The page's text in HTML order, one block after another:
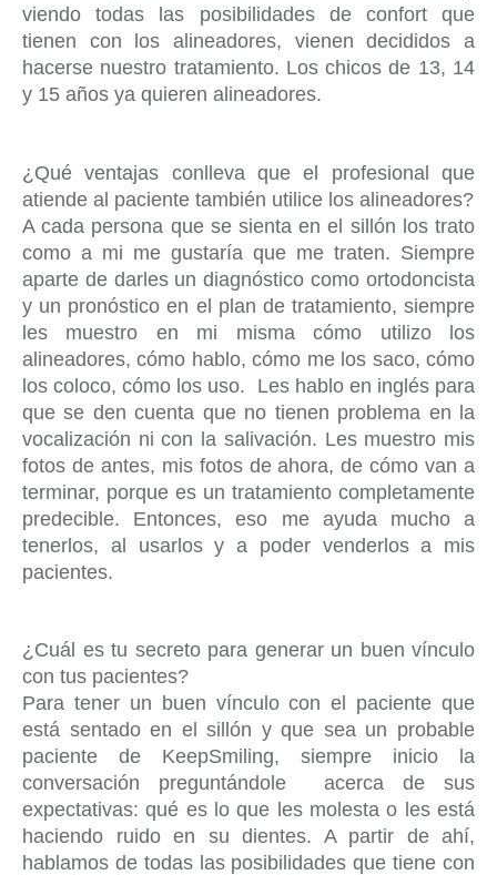
viendo todas las posibilidades de confort que
tienen con los alineadores, vienen decididos a
hacerse nuestro tratamiento. Los chicos de 13, 14
y 15 años ya quieren alineadores.
¿Qué ventajas conlleva que el profesional que
atiende al paciente también utilice los alineadores?
A cada persona que se sienta en el sillón los trato
como a mi me gustaría que me traten. Siempre
aparte de darles un diagnóstico como ortodoncista
y un pronóstico en el plan de tratamiento, siempre
les muestro en mi misma cómo utilizo los
alineadores, cómo hablo, cómo me los saco, cómo
los coloco, cómo los uso. Les hablo en inglés para
que se den cuenta que no tienen problema en la
vocalización ni con la salivación. Les muestro mis
fotos de antes, mis fotos de ahora, de cómo van a
terminar, porque es un tratamiento completamente
predecible. Entonces, eso me ayuda mucho a
tenerlos, al usarlos y a poder venderlos a mis
pacientes.
¿Cuál es tu secreto para generar un buen vínculo
con tus pacientes?
Para tener un buen vínculo con el paciente que
está sentado en el sillón y que sea un probable
paciente de KeepSmiling, siempre inicio la
conversación preguntándole acerca de sus
expectativas: qué es lo que les molesta o les está
haciendo ruido en su dientes. A partir de ahí,
hablamos de todas las posibilidades que tiene con